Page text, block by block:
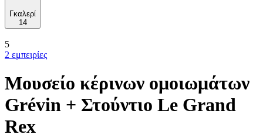
Γκαλερί
14
5
2 εμπειρίες
Μουσείο κέρινων ομοιωμάτων
Grévin + Στούντιο Le Grand
Rex